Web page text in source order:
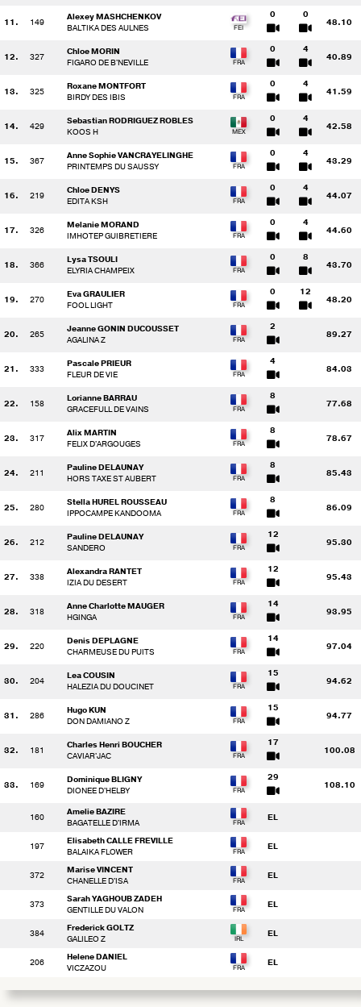
11. 149
Alexey MASHCHENKOV
BALTIKA DES AULNES
0 0
48.10
12. 327
Chloe MORIN
FIGARO DE B'NEVILLE
0 4
40.89
13. 325
Roxane MONTFORT
BIRDY DES IBIS
0 4
41.59
14. 429
Sebastian RODRIGUEZ ROBLES
KOOS H
0 4
42.58
15. 367
Anne Sophie VANCRAYELINGHE
PRINTEMPS DU SAUSSY
0 4
43.29
16. 219
Chloe DENYS
EDITA KSH
0 4
44.07
17. 326
Melanie MORAND
IMHOTEP GUIBRETIERE
0 4
44.60
18. 366
Lysa TSOULI
ELYRIA CHAMPEIX
0 8
43.70
19. 270
Eva GRAULIER
FOOL LIGHT
0 12
48.20
20. 265
Jeanne GONIN DUCOUSSET
AGALINA Z
2
89.27
21. 333
Pascale PRIEUR
FLEUR DE VIE
4
84.03
22. 158
Lorianne BARRAU
GRACEFULL DE VAINS
8
77.68
23. 317
Alix MARTIN
FELIX D'ARGOUGES
8
78.67
24. 211
Pauline DELAUNAY
HORS TAXE ST AUBERT
8
85.43
25. 280
Stella HUREL ROUSSEAU
IPPOCAMPE KANDOOMA
8
86.09
26. 212
Pauline DELAUNAY
SANDERO
12
95.30
27. 338
Alexandra RANTET
IZIA DU DESERT
12
95.43
28. 318
Anne Charlotte MAUGER
HGINGA
14
93.95
29. 220
Denis DEPLAGNE
CHARMEUSE DU PUITS
14
97.04
30. 204
Lea COUSIN
HALEZIA DU DOUCINET
15
94.62
31. 286
Hugo KUN
DON DAMIANO Z
15
94.77
32. 181
Charles Henri BOUCHER
CAVIAR'JAC
17
100.08
33. 169
Dominique BLIGNY
DIONEE D'HELBY
29
108.10
160
Amelie BAZIRE
BAGATELLE D'IRMA
EL
197
Elisabeth CALLE FREVILLE
BALAIKA FLOWER
EL
372
Marise VINCENT
CHANELLE D'ISA
EL
373
Sarah YAGHOUB ZADEH
GENTILLE DU VALON
EL
384
Frederick GOLTZ
GALILEO Z
EL
206
Helene DANIEL
VICZAZOU
EL